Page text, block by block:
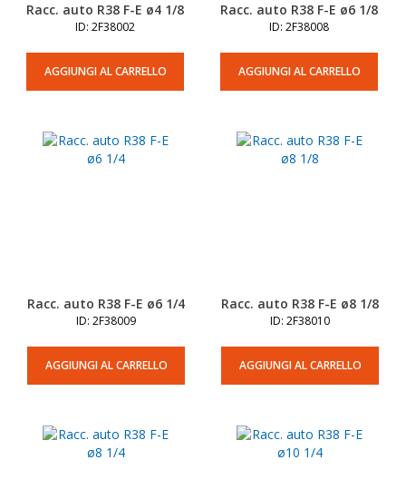
Racc. auto R38 F-E ø4 1/8
ID: 2F38002
AGGIUNGI AL CARRELLO
Racc. auto R38 F-E ø6 1/8
ID: 2F38008
AGGIUNGI AL CARRELLO
Racc. auto R38 F-E ø6 1/4
ID: 2F38009
AGGIUNGI AL CARRELLO
Racc. auto R38 F-E ø8 1/8
ID: 2F38010
AGGIUNGI AL CARRELLO